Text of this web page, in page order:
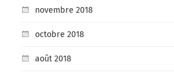
novembre 2018
octobre 2018
août 2018